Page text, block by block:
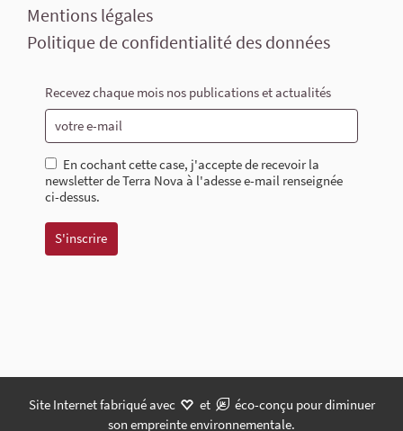
Mentions légales
Politique de confidentialité des données
Recevez chaque mois nos publications et actualités
En cochant cette case, j'accepte de recevoir la
newsletter de Terra Nova à l'adesse e-mail renseignée
ci-dessus.
Site Internet fabriqué avec et
éco-conçu pour diminuer
son empreinte environnementale.